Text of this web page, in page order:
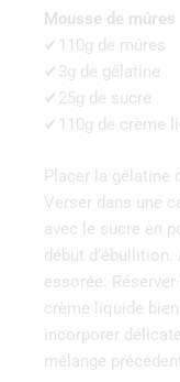
Mousse de mûres
✔110g de mûres
✔3g de gélatine
✔25g de sucre
✔110g de crème
Placer la gélatine
Verser dans une
avec le sucre en
début
essorée.
crème liquide
incorporer
mélange